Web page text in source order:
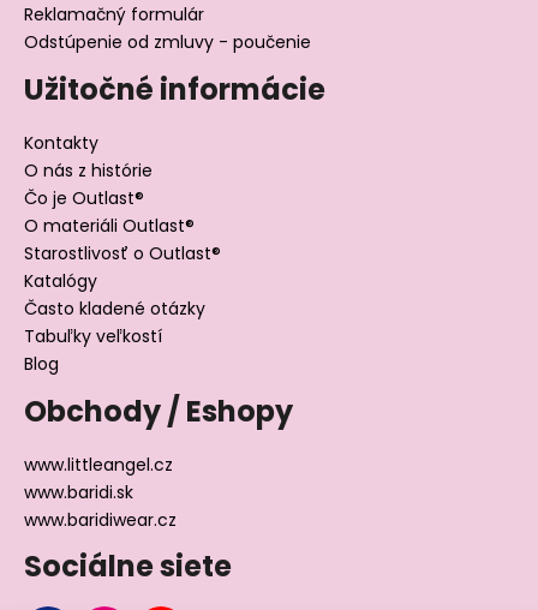
Reklamačný formulár
Odstúpenie od zmluvy - poučenie
Užitočné informácie
Kontakty
O nás z histórie
Čo je Outlast®
O materiáli Outlast®
Starostlivosť o Outlast®
Katalógy
Často kladené otázky
Tabuľky veľkostí
Blog
Obchody / Eshopy
www.littleangel.cz
www.baridi.sk
www.baridiwear.cz
Sociálne siete